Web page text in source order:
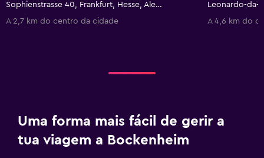
Sophienstrasse 40, Frankfurt, Hesse, Alemanha
A 2,7 km do centro da cidade
A 4,6 km do
Uma forma mais fácil de gerir a
tua viagem a Bockenheim